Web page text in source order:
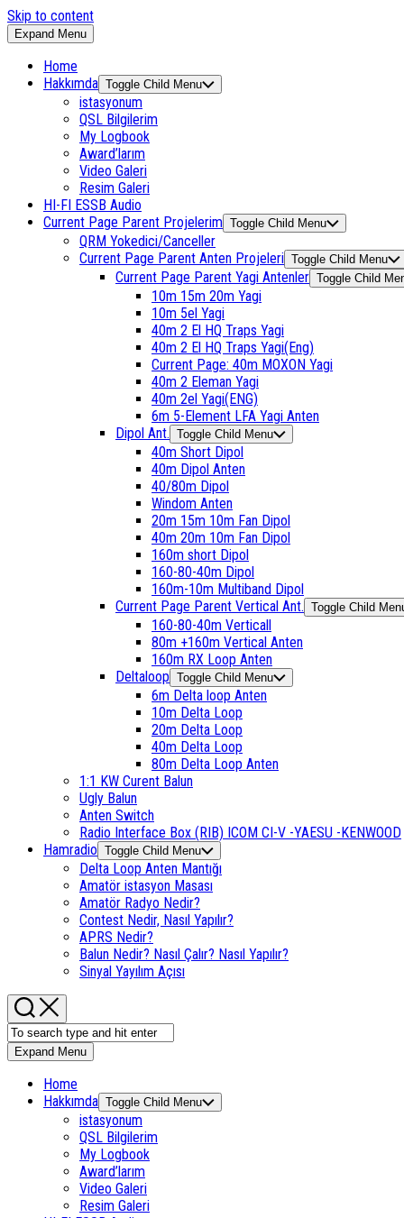
Skip to content
Expand Menu
Home
Hakkımda Toggle Child Menu
istasyonum
QSL Bilgilerim
My Logbook
Award’larım
Video Galeri
Resim Galeri
HI-FI ESSB Audio
Current Page Parent Projelerim Toggle Child Menu
QRM Yokedici/Canceller
Current Page Parent Anten Projeleri Toggle Child Menu
Current Page Parent Yagi Antenler Toggle Child
10m 15m 20m Yagi
10m 5el Yagi
40m 2 El HQ Traps Yagi
40m 2 El HQ Traps Yagi(Eng)
Current Page: 40m MOXON Yagi
40m 2 Eleman Yagi
40m 2el Yagi(ENG)
6m 5-Element LFA Yagi Anten
Dipol Ant. Toggle Child Menu
40m Short Dipol
40m Dipol Anten
40/80m Dipol
Windom Anten
20m 15m 10m Fan Dipol
40m 20m 10m Fan Dipol
160m short Dipol
160-80-40m Dipol
160m-10m Multiband Dipol
Current Page Parent Vertical Ant. Toggle Child
160-80-40m Verticall
80m +160m Vertical Anten
160m RX Loop Anten
Deltaloop Toggle Child Menu
6m Delta loop Anten
10m Delta Loop
20m Delta Loop
40m Delta Loop
80m Delta Loop Anten
1:1 KW Curent Balun
Ugly Balun
Anten Switch
Radio Interface Box (RIB) ICOM CI-V -YAESU -KENWOOD
Hamradio Toggle Child Menu
Delta Loop Anten Mantığı
Amatör istasyon Masası
Amatör Radyo Nedir?
Contest Nedir, Nasıl Yapılır?
APRS Nedir?
Balun Nedir? Nasıl Çalır? Nasıl Yapılır?
Sinyal Yayılım Açısı
Expand Menu
Home
Hakkımda Toggle Child Menu
istasyonum
QSL Bilgilerim
My Logbook
Award’larım
Video Galeri
Resim Galeri